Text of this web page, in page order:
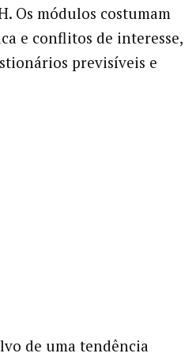
Os módulos costumam
e conflitos de interesse,
previsíveis e
de uma tendência